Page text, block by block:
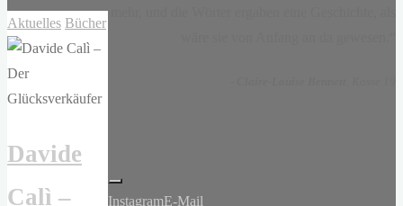
Aktuelles Bücher
Davide
Calì –
InstagramE-Mail